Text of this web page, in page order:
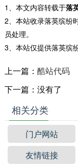
1、本文内容转载于落
2、本站收录落英缤纷
员处理。
3、本站仅提供落英缤
上一篇： 酷站代码
下一篇：没有了
相关分类
门户网站
友情链接